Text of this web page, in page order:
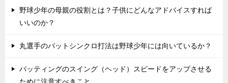
野球少年の母親の役割とは？子供にどんなアドバイスすれば
いいのか？
丸選手のバットシンクロ打法は野球少年には向いているか？
バッティングのスイング（ヘッド）スピードをアップさせる
ために注意すべきこと